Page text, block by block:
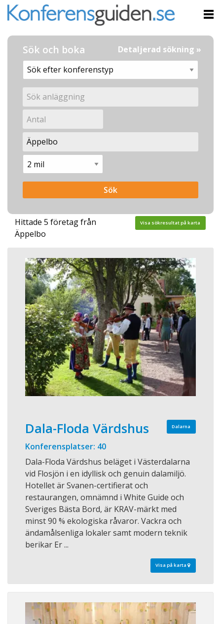
Sök och boka Detaljerad sökning »
Hittade 5 företag från
Äppelbo
Visa sökresultat på karta
Dalarna
Dala-Floda Värdshus
Konferensplatser: 40
Dala-Floda Värdshus beläget i Västerdalarna
vid Flosjön i en idyllisk och genuin dalamiljö.
Hotellet är Svanen-certifierat och
restaurangen, omnämnd i White Guide och
Sveriges Bästa Bord, är KRAV-märkt med
minst 90 % ekologiska råvaror. Vackra och
ändamålsenliga lokaler samt modern teknik
berikar Er ...
Visa på karta